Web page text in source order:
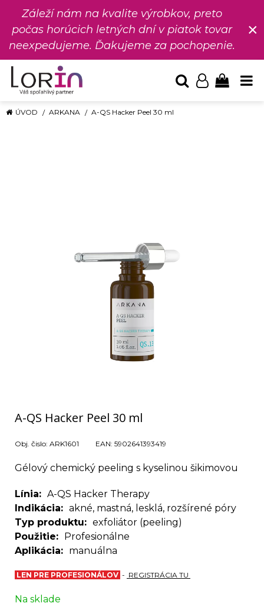
Záleží nám na kvalite výrobkov, preto
počas horúcich letných dní v piatok tovar
neexpedujeme. Ďakujeme za pochopenie.
×
ÚVOD ARKANA A-QS Hacker Peel 30 ml
A-QS Hacker Peel 30 ml
Obj. čislo: ARK1601 EAN: 5902641393419
Gélový chemický peeling s kyselinou šikimovou
Línia
A-QS Hacker Therapy
Indikácia
akné, mastná, lesklá, rozšírené póry
Typ produktu
exfoliátor (peeling)
Použitie
Profesionálne
Aplikácia
manuálna
LEN PRE PROFESIONÁLOV - REGISTRÁCIA TU
Na sklade